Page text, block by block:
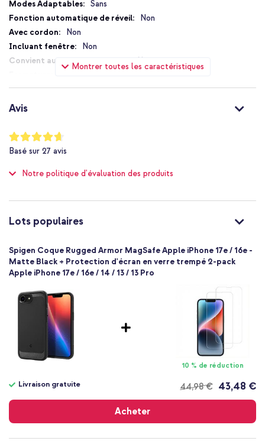
Fabriquée en silicone flexible et résistant
Compatible avec la technologie MagSafe
Technologie Air Cushion pour une absorption optimale des
chocs
Préserve le design fin du smartphone
Tu veux un look robuste et stylé tout en profitant du MagSafe ?
Montrer toutes les caractéristiques
Plus
d'informations
Sans
Non
Non
Non
Non
Non
Non
Non
8809971239820
ACS09152
Noir
Silicones et TPU (doux)
Non
Avis
Notation:
93
%
of
Basé sur 27 avis
Notre politique d'évaluation des produits
Lots populaires
Spigen Coque Rugged Armor MagSafe Apple iPhone 17e / 16e -
Matte Black + Protection d'écran en verre trempé 2-pack
Apple iPhone 17e / 16e / 14 / 13 / 13 Pro
10 % de réduction
44,98 €
Livraison gratuite 43,48 €
Acheter
gratuite